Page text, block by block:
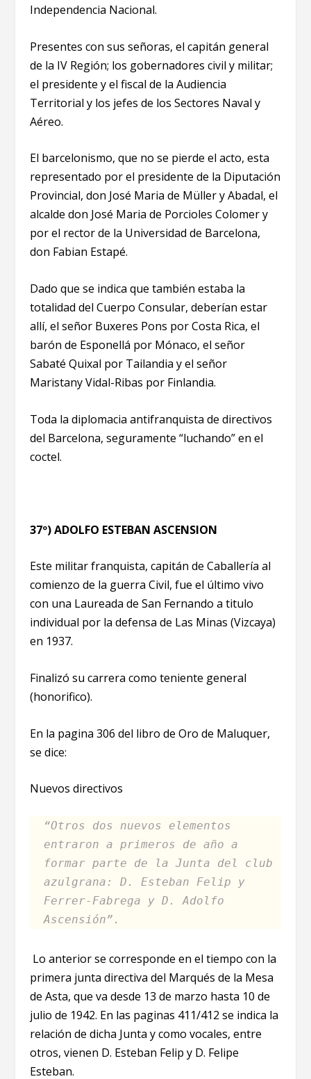
Independencia Nacional.
Presentes con sus señoras, el capitán general
de la IV Región; los gobernadores civil y militar;
el presidente y el fiscal de la Audiencia
Territorial y los jefes de los Sectores Naval y
Aéreo.
El barcelonismo, que no se pierde el acto, esta
representado por el presidente de la Diputación
Provincial, don José Maria de Müller y Abadal, el
alcalde don José Maria de Porcioles Colomer y
por el rector de la Universidad de Barcelona,
don Fabian Estapé.
Dado que se indica que también estaba la
totalidad del Cuerpo Consular, deberían estar
allí, el señor Buxeres Pons por Costa Rica, el
barón de Esponellá por Mónaco, el señor
Sabaté Quixal por Tailandia y el señor
Maristany Vidal-Ribas por Finlandia.
Toda la diplomacia antifranquista de directivos
del Barcelona, seguramente “luchando” en el
coctel.
37º) ADOLFO ESTEBAN ASCENSION
Este militar franquista, capitán de Caballería al
comienzo de la guerra Civil, fue el último vivo
con una Laureada de San Fernando a titulo
individual por la defensa de Las Minas (Vizcaya)
en 1937.
Finalizó su carrera como teniente general
(honorifico).
En la pagina 306 del libro de Oro de Maluquer,
se dice:
Nuevos directivos
“Otros dos nuevos elementos
entraron a primeros de año a
formar parte de la Junta del club
azulgrana: D. Esteban Felip y
Ferrer-Fabrega y D. Adolfo
Ascensión”.
Lo anterior se corresponde en el tiempo con la
primera junta directiva del Marqués de la Mesa
de Asta, que va desde 13 de marzo hasta 10 de
julio de 1942. En las paginas 411/412 se indica la
relación de dicha Junta y como vocales, entre
otros, vienen D. Esteban Felip y D. Felipe
Esteban.